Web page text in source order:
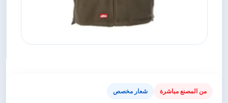
من المصنع مباشرة شعار مخصص